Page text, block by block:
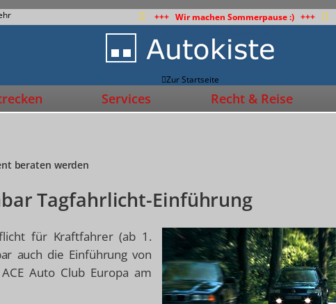
+++ Wir machen Sommerpause :) +++
Zur Startseite
Services Recht & Reise
beraten werden
Tagfahrlicht-Einführung
für Kraftfahrer (ab 1.
auch die Einführung von
Auto Club Europa am